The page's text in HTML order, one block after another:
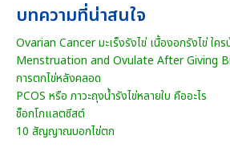
บทความที่น่าสนใจ
Ovarian Cancer มะเร็งรังไข่ เนื้องอกรังไข่ ใคร
Menstruation and Ovulate After Giving
การตกไข่หลังคลอด
PCOS หรือ ภาวะถุงน้ำรังไข่หลายใบ คืออะไร
ช็อกโกแลตซีสต์
10 สัญญาณบอกไข่ตก